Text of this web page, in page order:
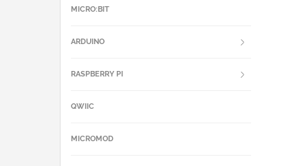
MICRO:BIT
ARDUINO
RASPBERRY PI
QWIIC
MICROMOD